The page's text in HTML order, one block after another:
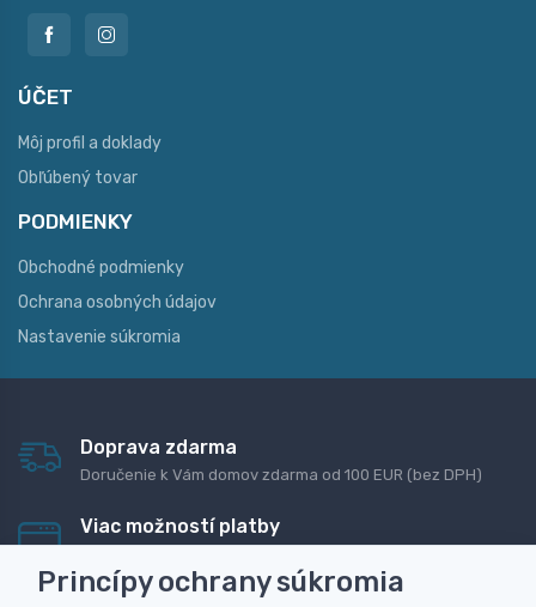
ÚČET
Môj profil a doklady
Obľúbený tovar
PODMIENKY
Obchodné podmienky
Ochrana osobných údajov
Nastavenie súkromia
Doprava zdarma
Doručenie k Vám domov zdarma od 100 EUR (bez DPH)
Viac možností platby
dobierku
Princípy ochrany súkromia